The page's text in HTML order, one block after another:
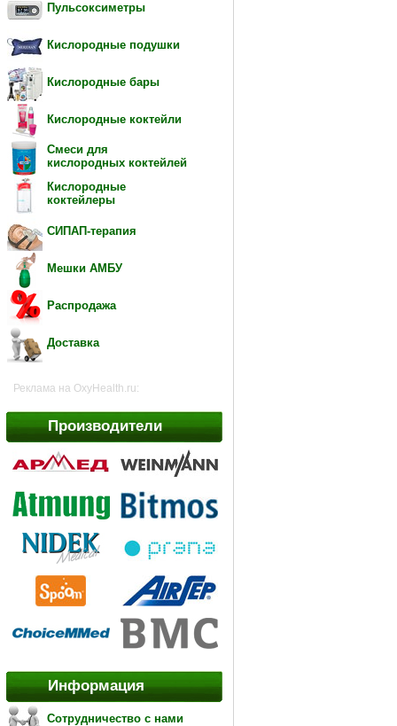
Пульсоксиметры
Кислородные подушки
Кислородные бары
Кислородные коктейли
Смеси для
кислородных коктейлей
Кислородные
коктейлеры
СИПАП-терапия
Мешки АМБУ
Распродажа
Доставка
Реклама на OxyHealth.ru:
Производители
Информация
Сотрудничество с нами